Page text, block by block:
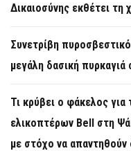
Δικαιοσύνης εκθέτει τη
Συνετρίβη
μεγάλη δασική πυρκαγιά
Τι κρύβει ο φάκελος
ελικοπτέρων Bell στη
με στόχο να